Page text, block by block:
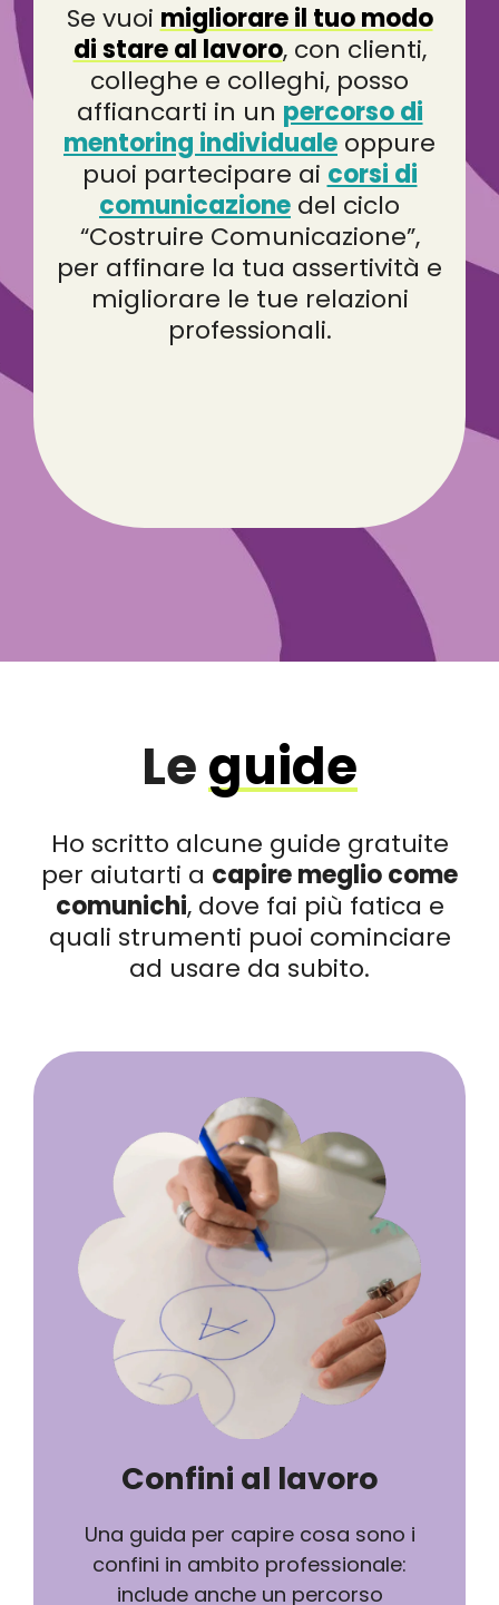
Se vuoi migliorare il tuo modo
di stare al lavoro, con clienti,
colleghe e colleghi, posso
affiancarti in un percorso di
mentoring individuale oppure
puoi partecipare ai corsi di
comunicazione del ciclo
“Costruire Comunicazione”,
per affinare la tua assertività e
migliorare le tue relazioni
professionali.
Leguide
Ho scritto alcune guide gratuite
per aiutarti a capire meglio come
comunichi, dove fai più fatica e
quali strumenti puoi cominciare
ad usare da subito.
Confini al lavoro
Una guida per capire cosa sono i
confini in ambito professionale:
include anche un percorso